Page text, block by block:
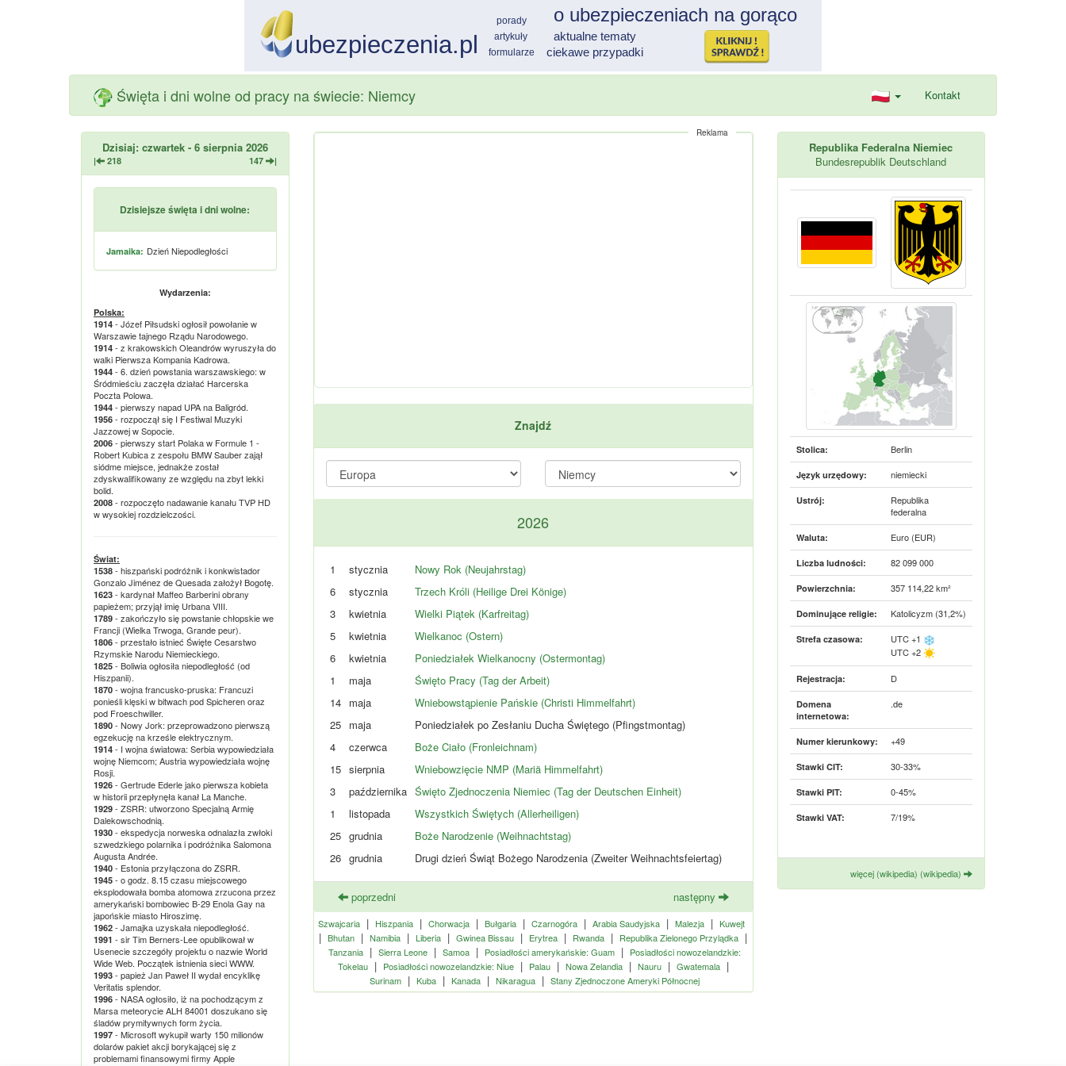
Święta i dni wolne od pracy na świecie: Niemcy Kontakt
Dzisiaj: czwartek - 6 sierpnia 2026
| 218 147 |
Dzisiejsze święta i dni wolne:
Jamaika: Dzień Niepodległości
Wydarzenia:
Polska:
1914 - Józef Piłsudski ogłosił powołanie w
Warszawie tajnego Rządu Narodowego.
1914 - z krakowskich Oleandrów wyruszyła do
walki Pierwsza Kompania Kadrowa.
1944 - 6. dzień powstania warszawskiego: w
Śródmieściu zaczęła działać Harcerska
Poczta Polowa.
1944 - pierwszy napad UPA na Baligród.
1956 - rozpoczął się I Festiwal Muzyki
Jazzowej w Sopocie.
2006 - pierwszy start Polaka w Formule 1 -
Robert Kubica z zespołu BMW Sauber zajął
siódme miejsce, jednakże został
zdyskwalifikowany ze względu na zbyt lekki
bolid.
2008 - rozpoczęto nadawanie kanału TVP HD
w wysokiej rozdzielczości.
Świat:
1538 - hiszpański podróżnik i konkwistador
Gonzalo Jiménez de Quesada założył Bogotę.
1623 - kardynał Maffeo Barberini obrany
papieżem; przyjął imię Urbana VIII.
1789 - zakończyło się powstanie chłopskie we
Francji (Wielka Trwoga, Grande peur).
1806 - przestało istnieć Święte Cesarstwo
Rzymskie Narodu Niemieckiego.
1825 - Boliwia ogłosiła niepodległość (od
Hiszpanii).
1870 - wojna francusko-pruska: Francuzi
ponieśli klęski w bitwach pod Spicheren oraz
pod Froeschwiller.
1890 - Nowy Jork: przeprowadzono pierwszą
egzekucję na krześle elektrycznym.
1914 - I wojna światowa: Serbia wypowiedziała
wojnę Niemcom; Austria wypowiedziała wojnę
Rosji.
1926 - Gertrude Ederle jako pierwsza kobieta
w historii przepłynęła kanał La Manche.
1929 - ZSRR: utworzono Specjalną Armię
Dalekowschodnią.
1930 - ekspedycja norweska odnalazła zwłoki
szwedzkiego polarnika i podróżnika Salomona
Augusta Andrée.
1940 - Estonia przyłączona do ZSRR.
1945 - o godz. 8.15 czasu miejscowego
eksplodowała bomba atomowa zrzucona przez
amerykański bombowiec B-29 Enola Gay na
japońskie miasto Hiroszimę.
1962 - Jamajka uzyskała niepodległość.
1991 - sir Tim Berners-Lee opublikował w
Usenecie szczegóły projektu o nazwie World
Wide Web. Początek istnienia sieci WWW.
1993 - papież Jan Paweł II wydał encyklikę
Veritatis splendor.
1996 - NASA ogłosiło, iż na pochodzącym z
Marsa meteorycie ALH 84001 doszukano się
śladów prymitywnych form życia.
1997 - Microsoft wykupił warty 150 milionów
dolarów pakiet akcji borykającej się z
problemami finansowymi firmy Apple
Reklama
Znajdź
2026
1 stycznia
Nowy Rok (Neujahrstag)
6
stycznia
Trzech Króli (Heilige Drei Könige)
3
kwietnia
Wielki Piątek (Karfreitag)
5
kwietnia
Wielkanoc (Ostern)
6
kwietnia
Poniedziałek Wielkanocny (Ostermontag)
1
maja
Święto Pracy (Tag der Arbeit)
14
maja
Wniebowstąpienie Pańskie (Christi Himmelfahrt)
25
maja
Poniedziałek po Zesłaniu Ducha Świętego (Pfingstmontag)
4
czerwca
Boże Ciało (Fronleichnam)
15 sierpnia
Wniebowzięcie NMP (Mariä Himmelfahrt)
3
października Święto Zjednoczenia Niemiec (Tag der Deutschen Einheit)
1
listopada
Wszystkich Świętych (Allerheiligen)
25 grudnia
Boże Narodzenie (Weihnachtstag)
26 grudnia Drugi dzień Świąt Bożego Narodzenia (Zweiter Weihnachtsfeiertag)
poprzedni następny
Szwajcaria | Hiszpania | Chorwacja | Bułgaria | Czarnogóra | Arabia Saudyjska | Malezja | Kuwejt
| Bhutan | Namibia | Liberia | Gwinea Bissau | Erytrea | Rwanda | Republika Zielonego Przylądka |
Tanzania | Sierra Leone | Samoa | Posiadłości amerykańskie: Guam | Posiadłości nowozelandzkie:
Tokelau| Posiadłości nowozelandzkie: Niue| Palau| Nowa Zelandia| Nauru| Gwatemala|
Surinam | Kuba | Kanada | Nikaragua | Stany Zjednoczone Ameryki Północnej
Republika Federalna Niemiec
Bundesrepublik Deutschland
Stolica: Berlin
Język urzędowy: niemiecki
Ustrój:
Republika
federalna
Waluta: Euro (EUR)
Liczba ludności: 82 099 000
Powierzchnia: 357 114,22 km²
Dominujące religie: Katolicyzm (31,2%)
Strefa czasowa:
UTC +1
UTC +2
Rejestracja: D
Domena
internetowa:
.de
Numer kierunkowy: +49
Stawki CIT: 30-33%
Stawki PIT: 0-45%
Stawki VAT: 7/19%
więcej (wikipedia) (wikipedia)